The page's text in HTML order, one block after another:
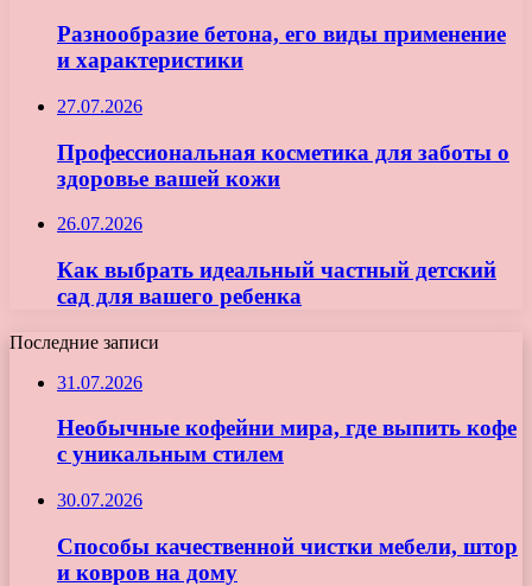
Разнообразие бетона, его виды применение
и характеристики
27.07.2026
Профессиональная косметика для заботы о
здоровье вашей кожи
26.07.2026
Как выбрать идеальный частный детский
сад для вашего ребенка
Последние записи
31.07.2026
Необычные кофейни мира, где выпить кофе
с уникальным стилем
30.07.2026
Способы качественной чистки мебели, штор
и ковров на дому